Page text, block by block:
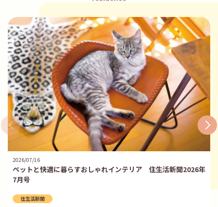
ペットと快適に暮らすおしゃれインテリア 住生活新聞2026年
7月号
住生活新聞
2026/07/16